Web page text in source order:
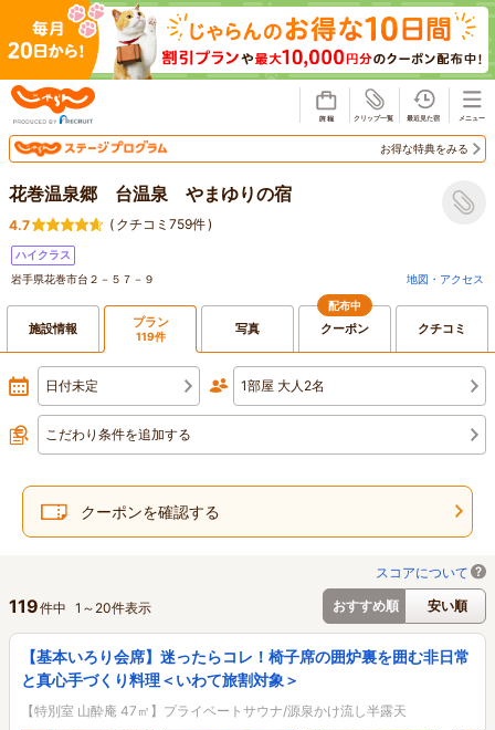
お得な特典をみる
花巻温泉郷 台温泉 やまゆりの宿
4.7 ( クチコミ759件)
ハイクラス
岩手県花巻市台２－５７－９
地図・アクセス
施設情報 プラン
119件 写真
配布中
クーポン クチコミ
日付未定 1部屋 大人2名
こだわり条件を追加する
クーポンを確認する
スコアについて
おすすめ順
安い順
119件中 1 ～ 20件表示
【基本いろり会席】迷ったらコレ！椅子席の囲炉裏を囲む非日常
と真心手づくり料理＜いわて旅割対象＞
【特別室 山酔庵 47㎡】プライベートサウナ/源泉かけ流し半露天